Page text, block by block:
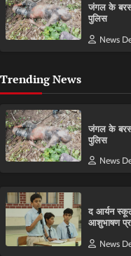
​जंगल के
पुलिस
News
Trending News
​जंगल के
पुलिस
News
द आर्यन
आशुभाषण
News